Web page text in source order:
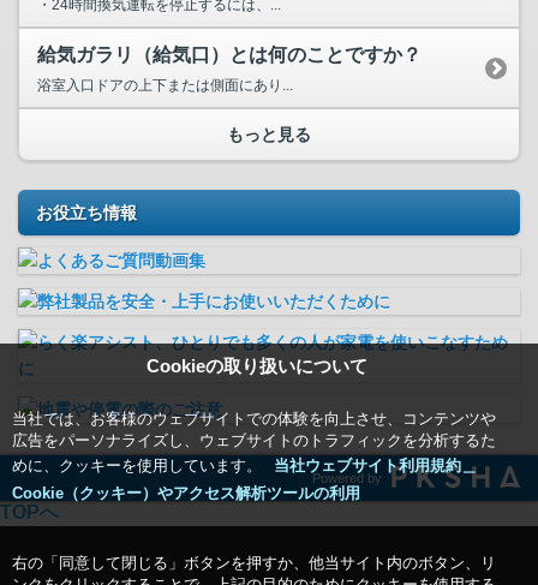
Cookieの取り扱いについて
当社では、お客様のウェブサイトでの体験を向上させ、コンテンツや
広告をパーソナライズし、ウェブサイトのトラフィックを分析するた
めに、クッキーを使用しています。
当社ウェブサイト利用規約＿
Cookie（クッキー）やアクセス解析ツールの利用
右の「同意して閉じる」ボタンを押すか、他当サイト内のボタン、リ
・24時間換気運転を停止するには、...
給気ガラリ（給気口）とは何のことですか？
浴室入口ドアの上下または側面にあり...
もっと見る
お役立ち情報
Powered by
TOPへ